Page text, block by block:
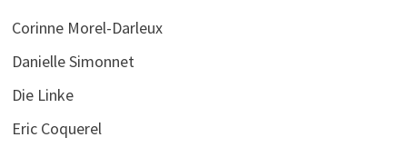
Corinne Morel-Darleux
Danielle Simonnet
Die Linke
Eric Coquerel